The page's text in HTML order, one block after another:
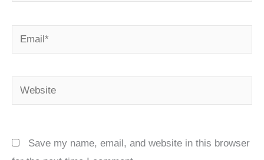
Email*
Website
Save my name, email, and website in this browser